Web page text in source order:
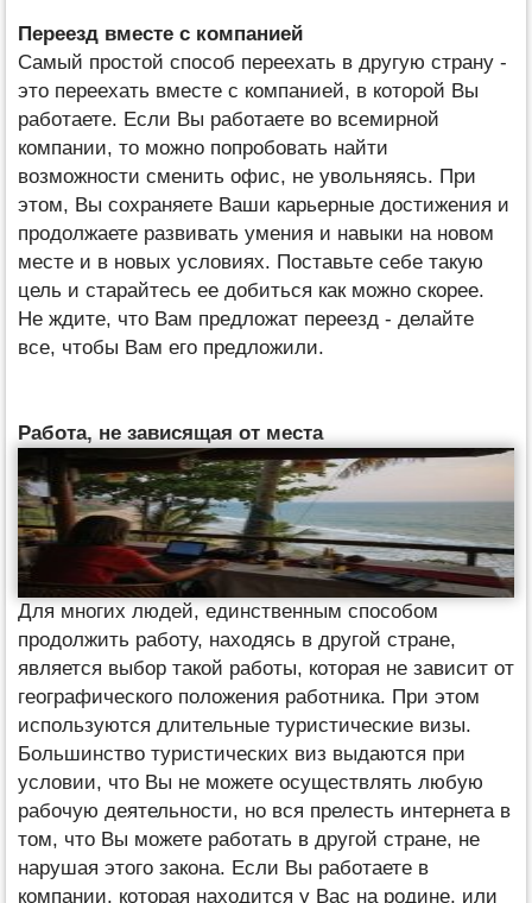
Переезд вместе с компанией
Самый простой способ переехать в другую страну -
это переехать вместе с компанией, в которой Вы
работаете. Если Вы работаете во всемирной
компании, то можно попробовать найти
возможности сменить офис, не увольняясь. При
этом, Вы сохраняете Ваши карьерные достижения и
продолжаете развивать умения и навыки на новом
месте и в новых условиях. Поставьте себе такую
цель и старайтесь ее добиться как можно скорее.
Не ждите, что Вам предложат переезд - делайте
все, чтобы Вам его предложили.
Работа, не зависящая от места
Для многих людей, единственным способом
продолжить работу, находясь в другой стране,
является выбор такой работы, которая не зависит от
географического положения работника. При этом
используются длительные туристические визы.
Большинство туристических виз выдаются при
условии, что Вы не можете осуществлять любую
рабочую деятельности, но вся прелесть интернета в
том, что Вы можете работать в другой стране, не
нарушая этого закона. Если Вы работаете в
компании, которая находится у Вас на родине, или